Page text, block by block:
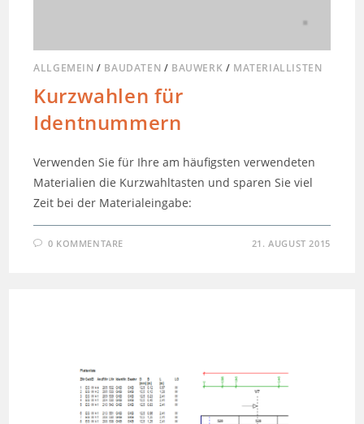
ALLGEMEIN / BAUDATEN / BAUWERK / MATERIALLISTEN
Kurzwahlen für
Identnummern
Verwenden Sie für Ihre am häufigsten verwendeten
Materialien die Kurzwahltasten und sparen Sie viel
Zeit bei der Materialeingabe:
0 KOMMENTARE 21. AUGUST 2015